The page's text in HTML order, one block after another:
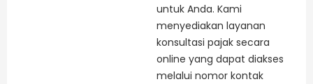
untuk Anda. Kami
menyediakan layanan
konsultasi pajak secara
online yang dapat diakses
melalui nomor kontak